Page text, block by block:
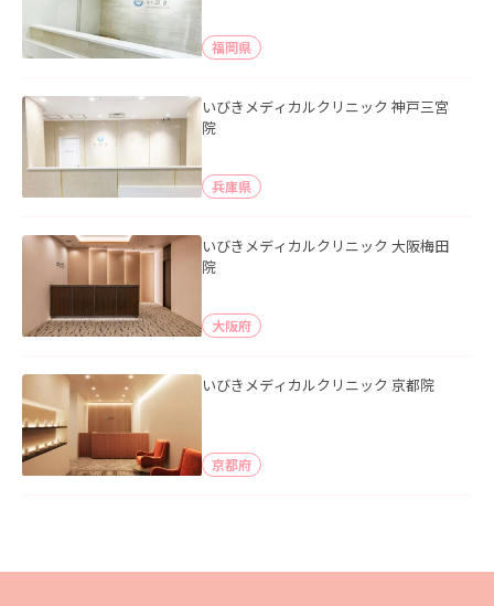
福岡県
いびきメディカルクリニック 神戸三宮
院
兵庫県
いびきメディカルクリニック 大阪梅田
院
大阪府
いびきメディカルクリニック 京都院
京都府